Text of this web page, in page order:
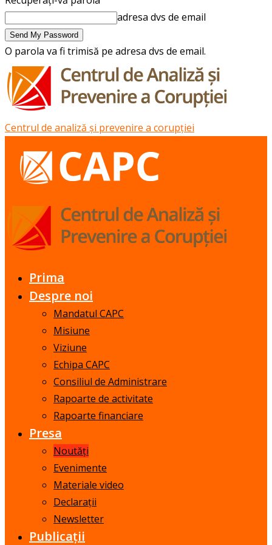
adresa dvs de email
O parola va fi trimisă pe adresa dvs de email.
Centrul de analiză și prevenire a corupției
Prima
Despre noi
Mandatul CAPC
Misiune
Viziune
Echipa CAPC
Consiliul de Administrare
Rapoarte de activitate
Rapoarte financiare
Presa
Noutăți
Evenimente
Materiale video
Declarații
Newsletter
Publicații